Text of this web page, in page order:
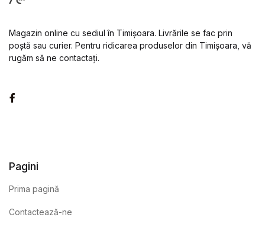
Magazin online cu sediul în Timișoara. Livrările se fac prin
poștă sau curier. Pentru ridicarea produselor din Timișoara, vă
rugăm să ne contactați.
Pagini
Prima pagină
Contactează-ne